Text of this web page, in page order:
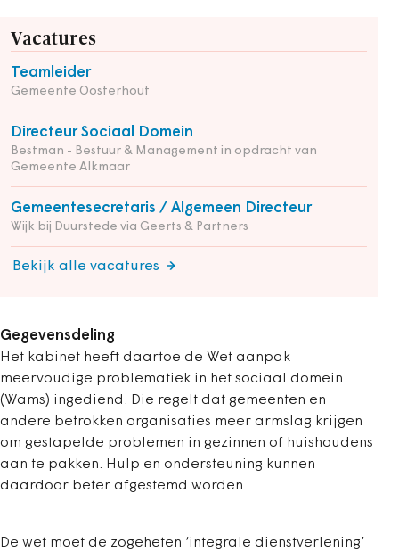
Vacatures
Teamleider
Gemeente Oosterhout
Directeur Sociaal Domein
Bestman - Bestuur & Management in opdracht van
Gemeente Alkmaar
Gemeentesecretaris / Algemeen Directeur
Wijk bij Duurstede via Geerts & Partners
Bekijk alle vacatures
Gegevensdeling
Het kabinet heeft daartoe de Wet aanpak
meervoudige problematiek in het sociaal domein
(Wams) ingediend. Die regelt dat gemeenten en
andere betrokken organisaties meer armslag krijgen
om gestapelde problemen in gezinnen of huishoudens
aan te pakken. Hulp en ondersteuning kunnen
daardoor beter afgestemd worden.
De wet moet de zogeheten ‘integrale dienstverlening’